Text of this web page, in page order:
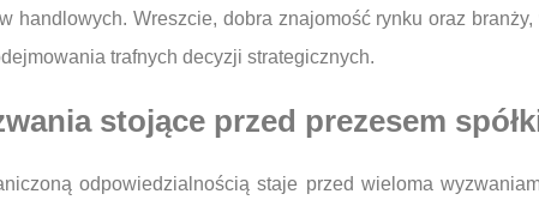
handlowych. Wreszcie, dobra znajomość rynku oraz branży,
trafnych decyzji strategicznych.
stojące przed prezesem
odpowiedzialnością staje przed wieloma